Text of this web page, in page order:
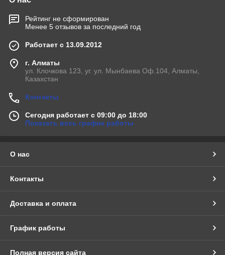
Рейтинг не сформирован
Менее 5 отзывов за последний год
Работает с 13.09.2012
г. Алматы
ул. Клочкова 123, уг. ул. Мынбаева Оф.104, Алматы,
Казахстан
Контакты
Сегодня работает с 09:00 до 18:00
Показать весь график работы
О нас
Контакты
Доставка и оплата
График работы
Полная версия сайта